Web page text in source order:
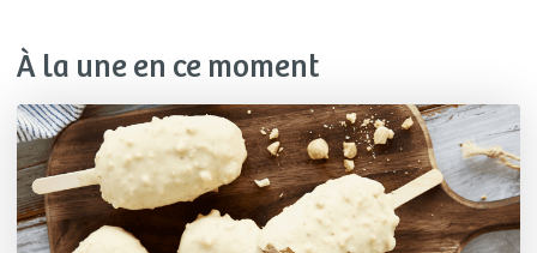
À la une en ce moment